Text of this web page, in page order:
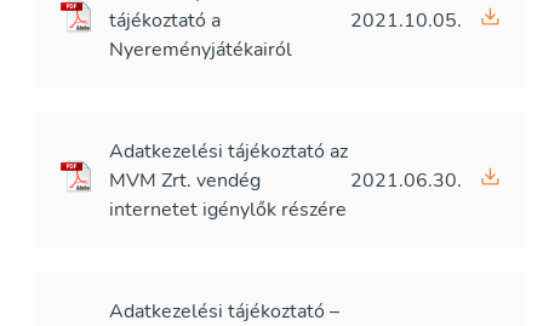
tájékoztató a
Nyereményjátékairól
2021.10.05.
Adatkezelési tájékoztató az
MVM Zrt. vendég
internetet igénylők részére
2021.06.30.
Adatkezelési tájékoztató –